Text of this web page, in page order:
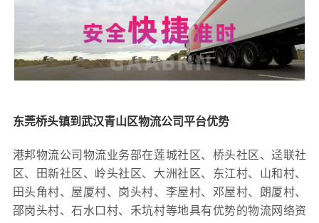
东莞桥头镇到武汉青山区物流公司平台优势
港邦物流公司物流业务部在莲城社区、桥头社区、迳联社
区、田新社区、岭头社区、大洲社区、东江村、山和村、
田头角村、屋厦村、岗头村、李屋村、邓屋村、朗厦村、
邵岗头村、石水口村、禾坑村等地具有优势的物流网络资